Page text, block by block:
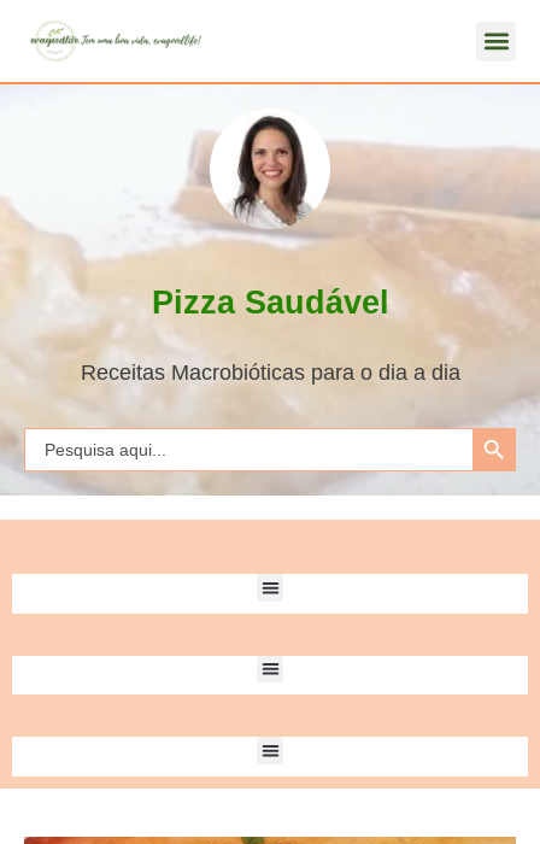
Pizza Saudável
Receitas Macrobióticas para o dia a dia
Search
for:
Search Button